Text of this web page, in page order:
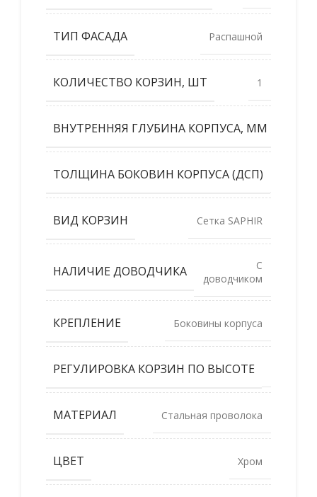
ТИП ФАСАДА Распашной
КОЛИЧЕСТВО КОРЗИН, ШТ 1
ВНУТРЕННЯЯ ГЛУБИНА КОРПУСА, ММ
ТОЛЩИНА БОКОВИН КОРПУСА (ДСП)
ВИД КОРЗИН Сетка SAPHIR
НАЛИЧИЕ ДОВОДЧИКА
С
доводчиком
КРЕПЛЕНИЕ Боковины корпуса
РЕГУЛИРОВКА КОРЗИН ПО ВЫСОТЕ
МАТЕРИАЛ Стальная проволока
ЦВЕТ Хром